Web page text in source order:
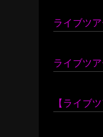
ライブツ
ライブツ
【ライブ